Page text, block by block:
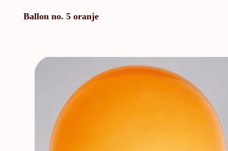
Ballon no. 5 oranje